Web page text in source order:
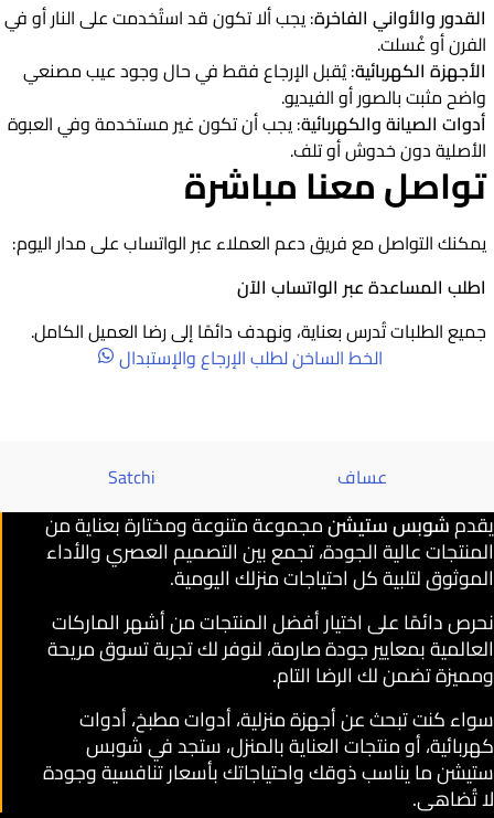
القدور والأواني الفاخرة: يجب ألا تكون قد استُخدمت على النار أو في
الفرن أو غُسلت.
الأجهزة الكهربائية: يُقبل الإرجاع فقط في حال وجود عيب مصنعي
واضح مثبت بالصور أو الفيديو.
أدوات الصيانة والكهربائية: يجب أن تكون غير مستخدمة وفي العبوة
الأصلية دون خدوش أو تلف.
تواصل معنا مباشرة
يمكنك التواصل مع فريق دعم العملاء عبر الواتساب على مدار اليوم:
اطلب المساعدة عبر الواتساب الآن
جميع الطلبات تُدرس بعناية، ونهدف دائمًا إلى رضا العميل الكامل.
الخط الساخن لطلب الإرجاع والإستبدال
عساف Satchi
يقدمشوبس ستيشنمجموعة متنوعة ومختارة بعناية من
المنتجات عالية الجودة، تجمع بين التصميم العصري والأداء
الموثوق لتلبية كل احتياجات منزلك اليومية.
نحرص دائمًا على اختيار أفضل المنتجات من أشهر الماركات
العالمية بمعايير جودة صارمة، لنوفر لك تجربة تسوق مريحة
ومميزة تضمن لك الرضا التام.
سواء كنت تبحث عن أجهزة منزلية، أدوات مطبخ، أدوات
كهربائية، أو منتجات العناية بالمنزل، ستجد في شوبس
ستيشن ما يناسب ذوقك واحتياجاتك بأسعار تنافسية وجودة
لا تُضاهى.